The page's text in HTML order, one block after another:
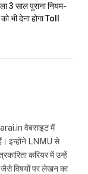
3 साल पुराना नियम-
भी देना होगा Toll
वेबसाइट में
इन्होंने LNMU से
करियर में उन्हें
विषयों पर लेखन का